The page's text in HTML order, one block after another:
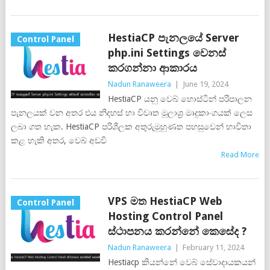
Control Panel
HestiaCP පැනලයේ Server
php.ini Settings වෙනස්
කරගන්නා ආකාරය
Nadun Ranaweera June 19, 2024
HestiaCP යනු වෙබ් හොස්ටින් පරිපාලන
පැනලයක් වන අතර එය නිදහස් හා විවෘත මූලාශ්‍ර මෘදුකාංගයක් ලෙස
ලබා ගත හැක. HestiaCP පරිශීලක අතුරුමුහුණත පහසුවෙන් භාවිතා
කළ හැකි අතර, වෙබ් අඩවි
Read More
Control Panel
VPS මත HestiaCP Web
Hosting Control Panel
ස්ථාපනය කරන්නේ කෙසේද ?
Nadun Ranaweera February 11, 2024
Hestiacp කියන්නේ වෙබ් සේවාදායකයන්